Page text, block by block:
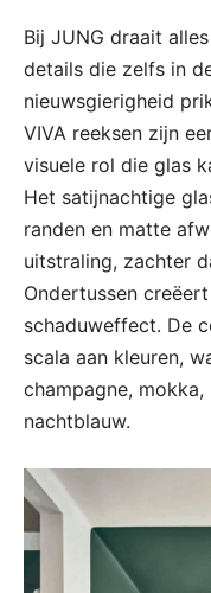
Bij JUNG draait
details die zelfs in
nieuwsgierigheid
VIVA reeksen zijn
visuele rol die glas
Het satijnachtige
randen en matte
uitstraling, zachter
Ondertussen
schaduweffect. De
scala aan kleuren,
champagne,
nachtblauw.